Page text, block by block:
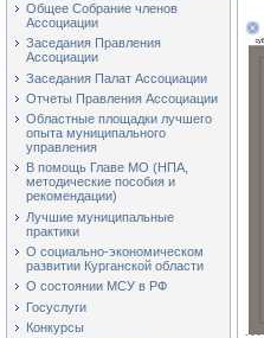
Общее Собрание членов
Ассоциации
Заседания Правления
Ассоциации
Заседания Палат Ассоциации
Отчеты Правления Ассоциации
Областные площадки лучшего
опыта муниципального
управления
В помощь Главе МО (НПА,
методические пособия и
рекомендации)
Лучшие муниципальные
практики
О социально-экономическом
развитии Курганской области
О состоянии МСУ в РФ
Госуслуги
Конкурсы